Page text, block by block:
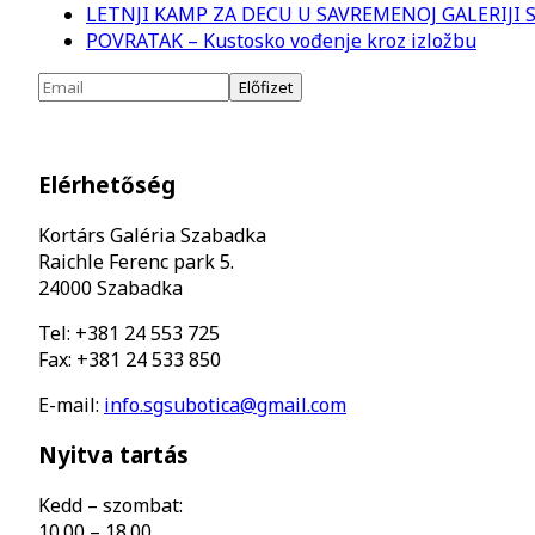
LETNJI KAMP ZA DECU U SAVREMENOJ GALERIJI
POVRATAK – Kustosko vođenje kroz izložbu
Elérhetőség
Kortárs Galéria Szabadka
Raichle Ferenc park 5.
24000 Szabadka
Tel: +381 24 553 725
Fax: +381 24 533 850
E-mail: info.sgsubotica@gmail.com
Nyitva tartás
Kedd – szombat: